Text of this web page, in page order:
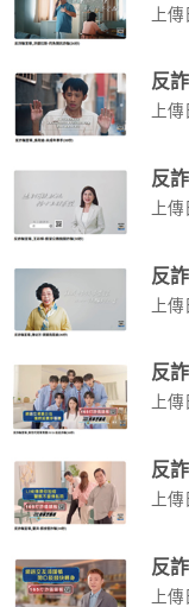
上
反
上
反
上
反
上
反
上
反
上
反
上